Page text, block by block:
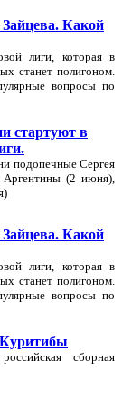
Какой
лиги, которая в
станет полигоном.
вопросы по
стартуют в
подопечные Сергея
(2 июня),
Какой
лиги, которая в
станет полигоном.
вопросы по
сборная